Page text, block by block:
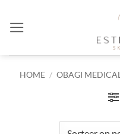
naar
HOME / OBAGI MEDICAL